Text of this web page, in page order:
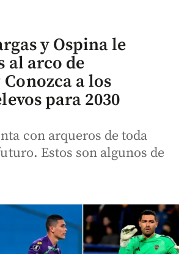
y Ospina le
al arco de
a los
para 2030
con arqueros de toda
Estos son algunos de